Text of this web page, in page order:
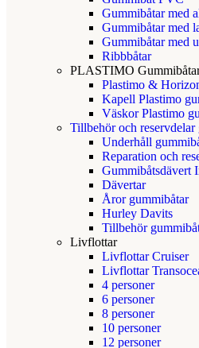
Gummibåtar med
Gummibåtar med
Gummibåtar med
Ribbbåtar
PLASTIMO
Plastimo &
Kapell Plastimo
Väskor Plastimo
Tillbehör och reservdelar
Underhåll
Reparation och
Gummibåtsdävert
Dävertar
Åror gummibåtar
Hurley Davits
Tillbehör
Livflottar
Livflottar Cruiser
Livflottar
4 personer
6 personer
8 personer
10 personer
12 personer